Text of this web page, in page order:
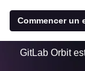
Commencer un
GitLab Orbit